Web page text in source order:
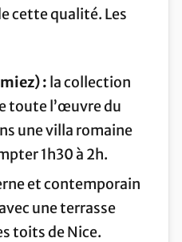
cette qualité. Les
: la collection
toute l’œuvre du
une villa romaine
1h30 à 2h.
et contemporain
une terrasse
toits de Nice.